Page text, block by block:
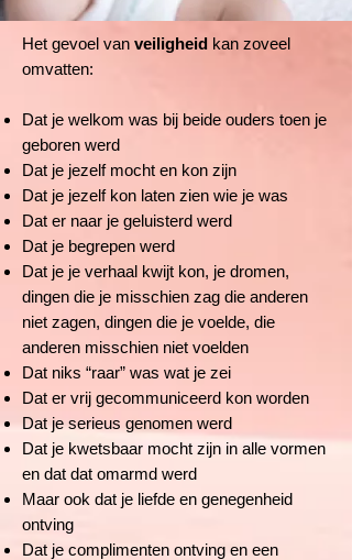
Het gevoel van veiligheid kan zoveel
omvatten:
Dat je welkom was bij beide ouders toen je
geboren werd
Dat je jezelf mocht en kon zijn
Dat je jezelf kon laten zien wie je was
Dat er naar je geluisterd werd
Dat je begrepen werd
Dat je je verhaal kwijt kon, je dromen,
dingen die je misschien zag die anderen
niet zagen, dingen die je voelde, die
anderen misschien niet voelden
Dat niks “raar” was wat je zei
Dat er vrij gecommuniceerd kon worden
Dat je serieus genomen werd
Dat je kwetsbaar mocht zijn in alle vormen
en dat dat omarmd werd
Maar ook dat je liefde en genegenheid
ontving
Dat je complimenten ontving en een